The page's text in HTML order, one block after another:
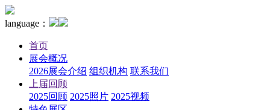
language：
首页
展会概况
2026展会介绍 组织机构 联系我们
上届回顾
2025回顾 2025照片 2025视频